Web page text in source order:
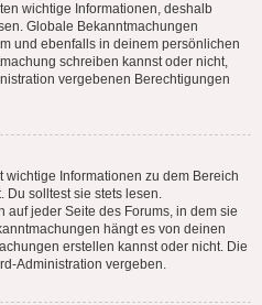
wichtige Informationen, deshalb
Globale Bekanntmachungen
und ebenfalls in deinem persönlichen
schreiben kannst oder nicht,
vergebenen Berechtigungen
Informationen zu dem Bereich
Du solltest sie stets lesen.
jeder Seite des Forums, in dem sie
hängt es von deinen
erstellen kannst oder nicht. Die
Administration vergeben.